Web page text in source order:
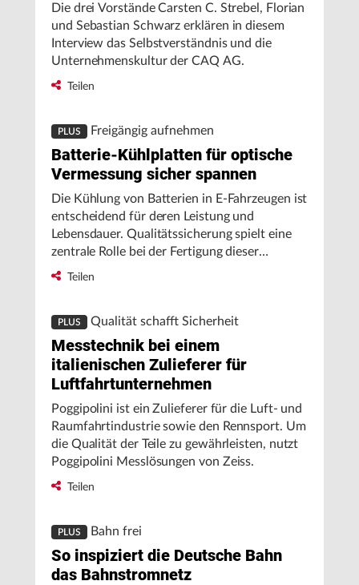
Die drei Vorstände Carsten C. Strebel, Florian
und Sebastian Schwarz erklären in diesem
Interview das Selbstverständnis und die
Unternehmenskultur der CAQ AG.
Teilen
PLUS Freigängig aufnehmen
Batterie-Kühlplatten für optische
Vermessung sicher spannen
Die Kühlung von Batterien in E-Fahrzeugen ist
entscheidend für deren Leistung und
Lebensdauer. Qualitätssicherung spielt eine
zentrale Rolle bei der Fertigung dieser
Produkte.
Teilen
PLUS Qualität schafft Sicherheit
Messtechnik bei einem
italienischen Zulieferer für
Luftfahrtunternehmen
Poggipolini ist ein Zulieferer für die Luft- und
Raumfahrtindustrie sowie den Rennsport. Um
die Qualität der Teile zu gewährleisten, nutzt
Poggipolini Messlösungen von Zeiss.
Teilen
PLUS Bahn frei
So inspiziert die Deutsche Bahn
das Bahnstromnetz